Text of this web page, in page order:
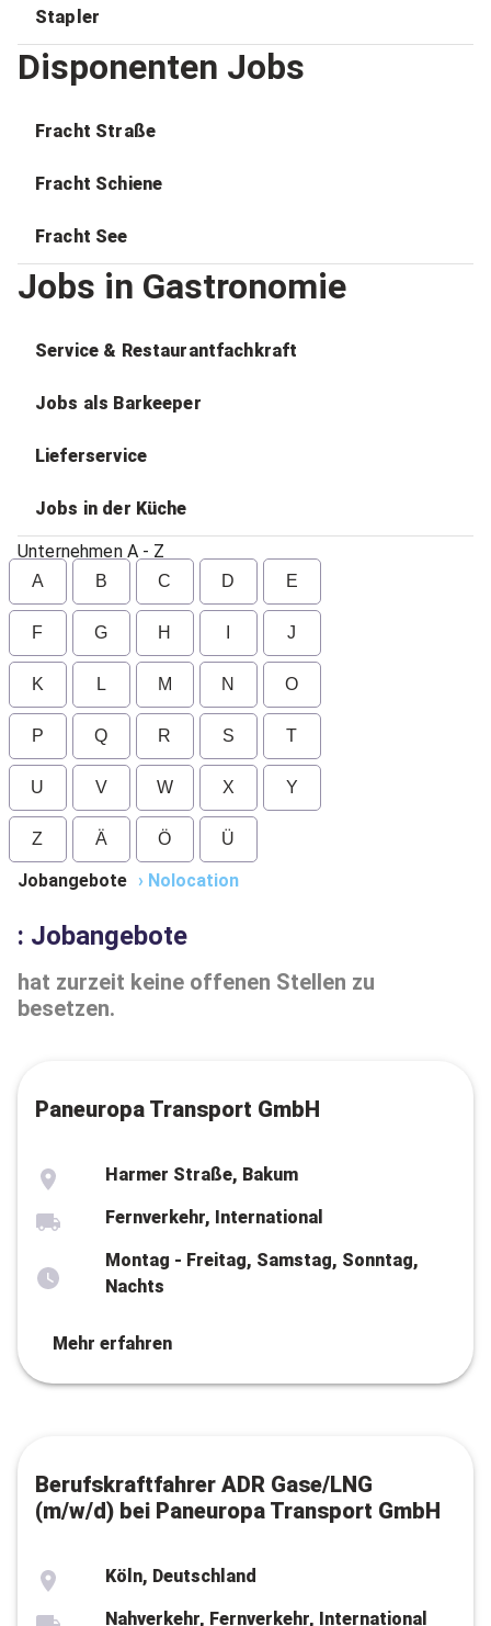
Stapler
Disponenten Jobs
Fracht Straße
Fracht Schiene
Fracht See
Jobs in Gastronomie
Service & Restaurantfachkraft
Jobs als Barkeeper
Lieferservice
Jobs in der Küche
Unternehmen A - Z
A B C D E
F G H J
K L M N O
P Q R S T
U V W X Y
Z Ä Ö Ü
Jobangebote › Nolocation
: Jobangebote
hat zurzeit keine offenen Stellen zu
besetzen.
Paneuropa Transport GmbH
Harmer Straße, Bakum
Fernverkehr, International
Montag - Freitag, Samstag, Sonntag,
Nachts
Mehr erfahren
Berufskraftfahrer ADR Gase/LNG
(m/w/d) bei Paneuropa Transport GmbH
Köln, Deutschland
Nahverkehr, Fernverkehr, International